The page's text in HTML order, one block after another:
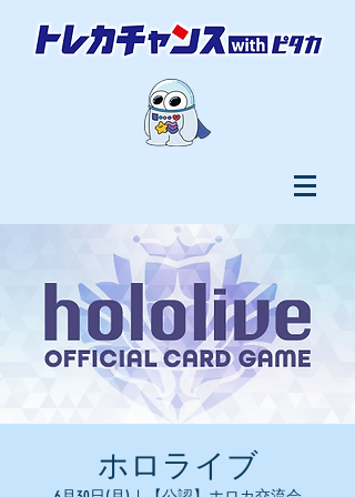
ホロライブ